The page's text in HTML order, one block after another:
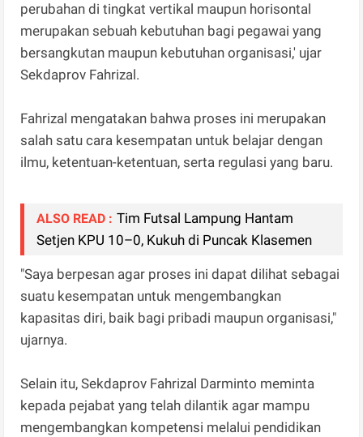
perubahan di tingkat vertikal maupun horisontal
merupakan sebuah kebutuhan bagi pegawai yang
bersangkutan maupun kebutuhan organisasi,' ujar
Sekdaprov Fahrizal.
Fahrizal mengatakan bahwa proses ini merupakan
salah satu cara kesempatan untuk belajar dengan
ilmu, ketentuan-ketentuan, serta regulasi yang baru.
ALSO READ : Tim Futsal Lampung Hantam
Setjen KPU 10–0, Kukuh di Puncak Klasemen
"Saya berpesan agar proses ini dapat dilihat sebagai
suatu kesempatan untuk mengembangkan
kapasitas diri, baik bagi pribadi maupun organisasi,"
ujarnya.
Selain itu, Sekdaprov Fahrizal Darminto meminta
kepada pejabat yang telah dilantik agar mampu
mengembangkan kompetensi melalui pendidikan